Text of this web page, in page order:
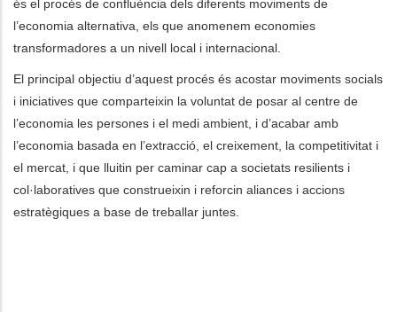
és el procés de confluència dels diferents moviments de
l’economia alternativa, els que anomenem economies
transformadores a un nivell local i internacional.
El principal objectiu d’aquest procés és acostar moviments socials
i iniciatives que comparteixin la voluntat de posar al centre de
l’economia les persones i el medi ambient, i d’acabar amb
l’economia basada en l’extracció, el creixement, la competitivitat i
el mercat, i que lluitin per caminar cap a societats resilients i
col·laboratives que construeixin i reforcin aliances i accions
estratègiques a base de treballar juntes.